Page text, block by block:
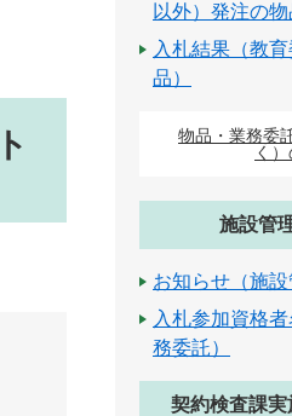
以外）発注の物
入札結果（教
品）
物品・業務委
く
施設管
お知らせ（施設
入札参加資格
務委託）
契約検査課